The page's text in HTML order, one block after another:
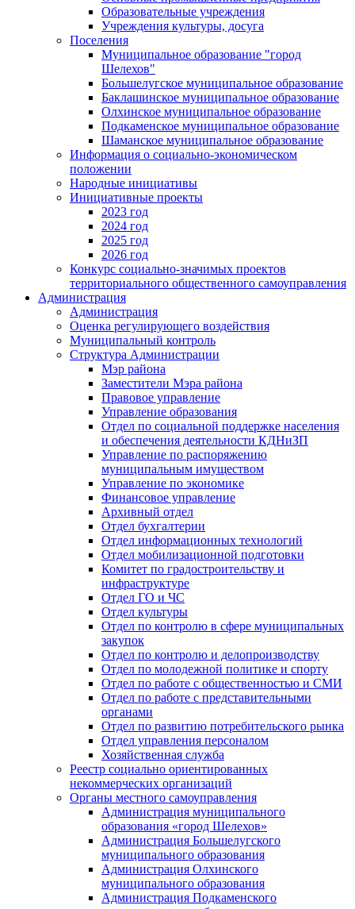
Образовательные учреждения
Учреждения культуры, досуга
Поселения
Муниципальное образование "город
Шелехов"
Большелугское муниципальное образование
Баклашинское муниципальное образование
Олхинское муниципальное образование
Подкаменское муниципальное образование
Шаманское муниципальное образование
Информация о социально-экономическом
положении
Народные инициативы
Инициативные проекты
2023 год
2024 год
2025 год
2026 год
Конкурс социально-значимых проектов
территориального общественного самоуправления
Администрация
Администрация
Оценка регулирующего воздействия
Муниципальный контроль
Структура Администрации
Мэр района
Заместители Мэра района
Правовое управление
Управление образования
Отдел по социальной поддержке населения
и обеспечения деятельности КДНиЗП
Управление по распоряжению
муниципальным имуществом
Управление по экономике
Финансовое управление
Архивный отдел
Отдел бухгалтерии
Отдел информационных технологий
Отдел мобилизационной подготовки
Комитет по градостроительству и
инфраструктуре
Отдел ГО и ЧС
Отдел культуры
Отдел по контролю в сфере муниципальных
закупок
Отдел по контролю и делопроизводству
Отдел по молодежной политике и спорту
Отдел по работе с общественностью и СМИ
Отдел по работе с представительными
органами
Отдел по развитию потребительского рынка
Отдел управления персоналом
Хозяйственная служба
Реестр социально ориентированных
некоммерческих организаций
Органы местного самоуправления
Администрация муниципального
образования «город Шелехов»
Администрация Большелугского
муниципального образования
Администрация Олхинского
муниципального образования
Администрация Подкаменского